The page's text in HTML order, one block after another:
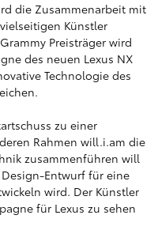
die Zusammenarbeit mit
Künstler
Preisträger wird
des neuen Lexus NX
Technologie des
zu einer
Rahmen will.i.am die
zusammenführen will
Entwurf für eine
wird. Der Künstler
für Lexus zu sehen